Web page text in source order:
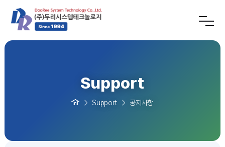
Support
Support 공지사항